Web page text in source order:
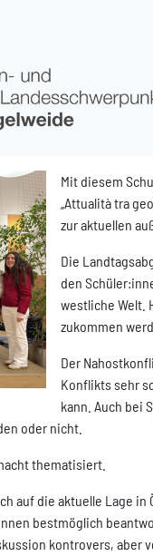
Mit diesem
„Attualità tra
zur aktuellen
Die
den
westliche Welt.
zukommen
Der
Konflikts sehr
kann. Auch bei
oder nicht.
thematisiert.
auf die aktuelle Lage
bestmöglich
kontrovers,